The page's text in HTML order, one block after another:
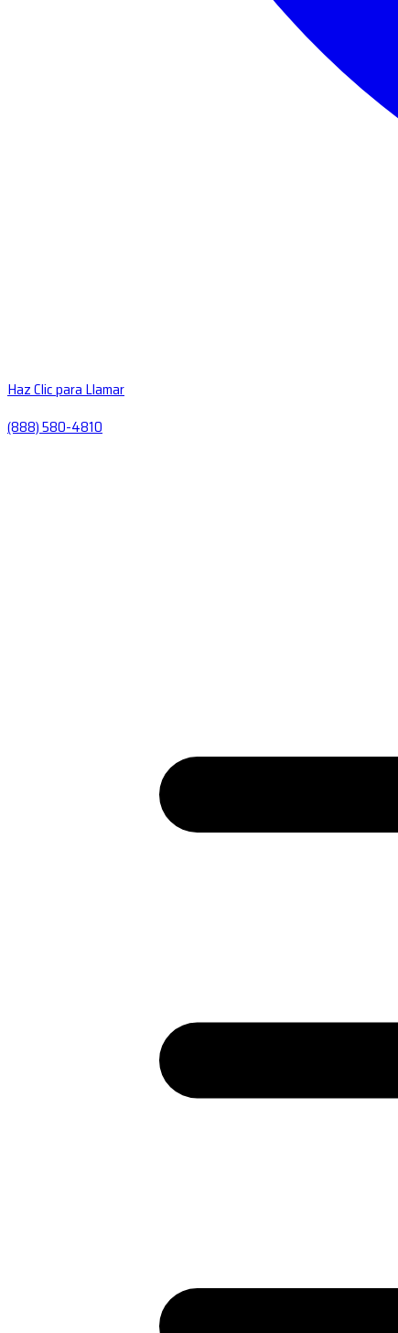
Haz Clic para Llamar
(888) 580-4810